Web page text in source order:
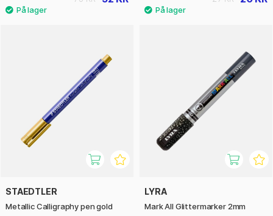
STAEDTLER
Metallic Calligraphy pen gold
LYRA
Mark All Glittermarker 2mm